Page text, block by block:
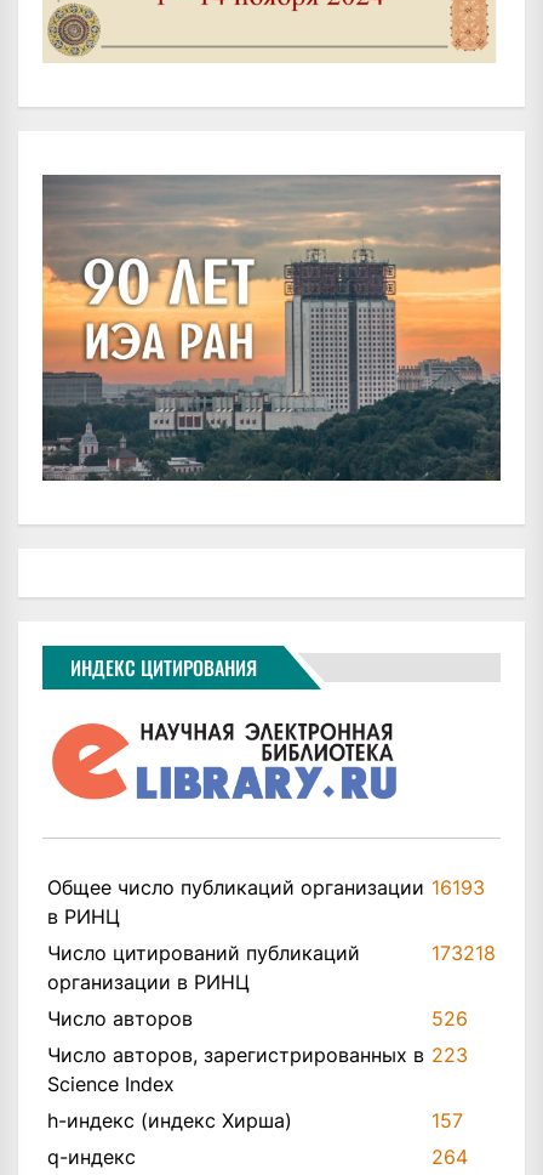
ИНДЕКС ЦИТИРОВАНИЯ
Общее число публикаций организации
в РИНЦ
16193
Число цитирований публикаций
организации в РИНЦ
173218
Число авторов
526
Число авторов, зарегистрированных в
Science Index
223
h-индекс (индекс Хирша)
157
q-индекс
264